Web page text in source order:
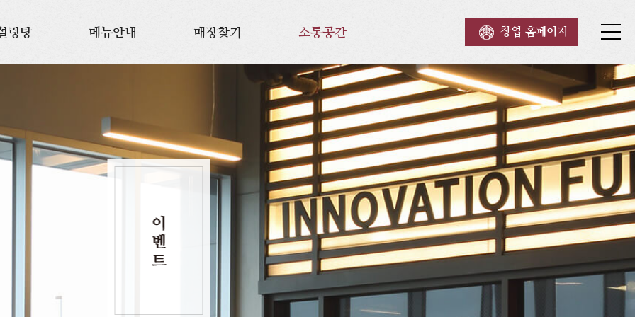
렁탕 메뉴안내 매장찾기 소통공간 창업 홈페이지